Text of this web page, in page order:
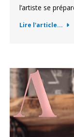
l’artiste se
Lire l'article...